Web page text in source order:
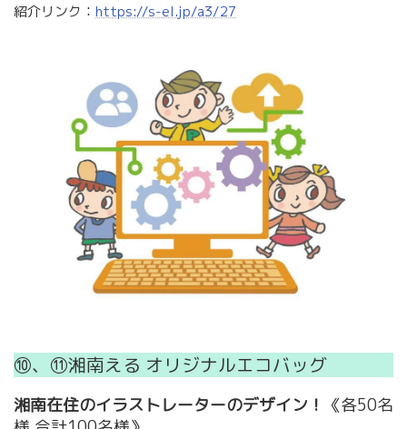
紹介リンク： https://s-el.jp/a3/27
⑩、⑪湘南える オリジナルエコバッグ
湘南在住のイラストレーターのデザイン！ 《各50名